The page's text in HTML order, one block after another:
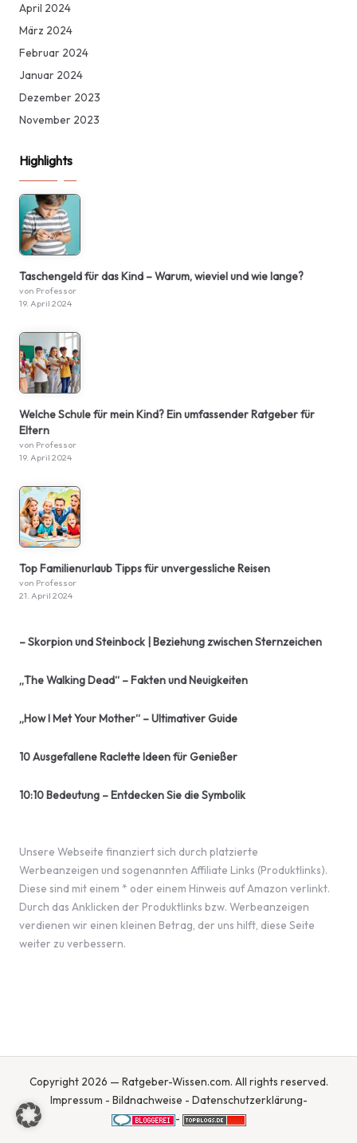
April 2024
März 2024
Februar 2024
Januar 2024
Dezember 2023
November 2023
Highlights
Taschengeld für das Kind – Warum, wieviel und wie lange?
von Professor
19. April 2024
Welche Schule für mein Kind? Ein umfassender Ratgeber für
Eltern
von Professor
19. April 2024
Top Familienurlaub Tipps für unvergessliche Reisen
von Professor
21. April 2024
– Skorpion und Steinbock | Beziehung zwischen Sternzeichen
„The Walking Dead“ – Fakten und Neuigkeiten
„How I Met Your Mother“ – Ultimativer Guide
10 Ausgefallene Raclette Ideen für Genießer
10:10 Bedeutung – Entdecken Sie die Symbolik
Unsere Webseite finanziert sich durch platzierte
Werbeanzeigen und sogenannten Affiliate Links (Produktlinks).
Diese sind mit einem * oder einem Hinweis auf Amazon verlinkt.
Durch das Anklicken der Produktlinks bzw. Werbeanzeigen
verdienen wir einen kleinen Betrag, der uns hilft, diese Seite
weiter zu verbessern.
Copyright 2026 — Ratgeber-Wissen.com. All rights reserved.
Impressum - Bildnachweise - Datenschutzerklärung-
-